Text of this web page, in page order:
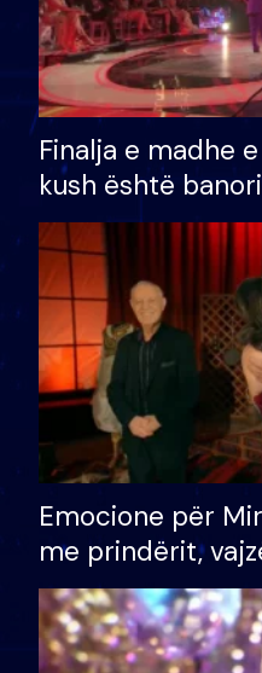
Finalja e madhe
kush është
shtëpinë dhe
të fituar çmimin
Emocione për
me prindërit,
bashkëshorten:
divorci apo jo?